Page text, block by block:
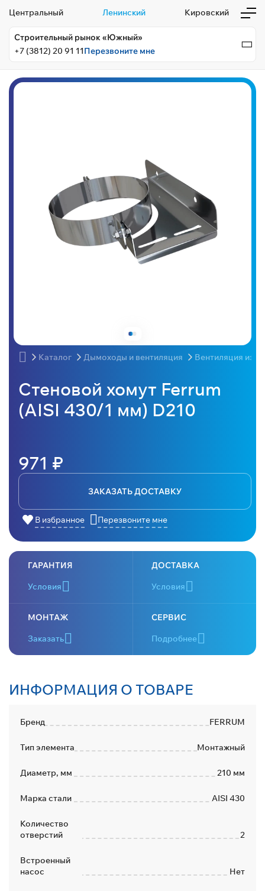
Центральный Ленинский Кировский
Строительный рынок «Южный»
+7 (3812) 20 91 11Перезвоните мне
Каталог Дымоходы и вентиляция Вентиляция из
Стеновой хомут Ferrum
(AISI 430/1 мм) D210
971 ₽
ЗАКАЗАТЬ ДОСТАВКУ
В избранное Перезвоните мне
ГАРАНТИЯ
Условия
ДОСТАВКА
Условия
МОНТАЖ
Заказать
СЕРВИС
Подробнее
ИНФОРМАЦИЯ О ТОВАРЕ
Бренд FERRUM
Тип элемента Монтажный
Диаметр, мм 210 мм
Марка стали AISI 430
Количество
отверстий
2
Встроенный
насос
Нет